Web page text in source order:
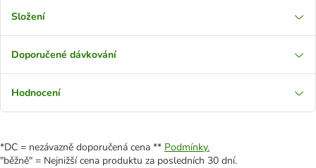
Složení
Doporučené dávkování
Hodnocení
*DC = nezávazně doporučená cena ** Podmínky.
"běžně" = Nejnižší cena produktu za posledních 30 dní.